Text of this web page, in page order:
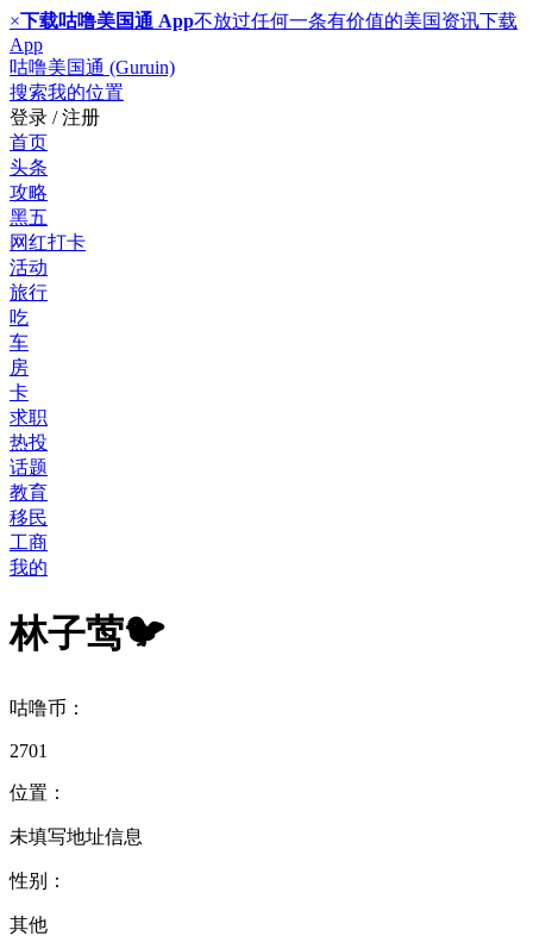
×下载咕噜美国通 App不放过任何一条有价值的美国资讯下载
App
咕噜美国通 (Guruin)
搜索我的位置
登录 / 注册
首页
头条
攻略
黑五
网红打卡
活动
旅行
吃
车
房
卡
求职
热投
话题
教育
移民
工商
我的
林子莺🐦
咕噜币：
2701
位置：
未填写地址信息
性别：
其他